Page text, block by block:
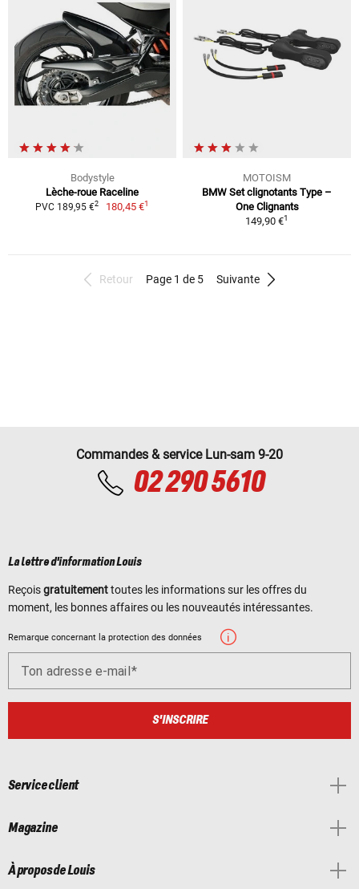
Bodystyle
Lèche-roue Raceline
PVC 189,95 €2 180,45 €1
MOTOISM
BMW Set clignotants Type –
One Clignants
149,90 €1
Retour Page 1 de 5 Suivante
Commandes & service Lun-sam 9-20
02 290 5610
La lettre d'information Louis
Reçoisgratuitementtoutes les informations sur les offres du
moment, les bonnes affaires ou les nouveautés intéressantes.
Remarque concernant la protection des données
Ton adresse e-mail
S'INSCRIRE
Service client
Magazine
À propos de Louis